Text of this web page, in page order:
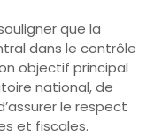
que la
dans le contrôle
objectif principal
national, de
le respect
et fiscales.